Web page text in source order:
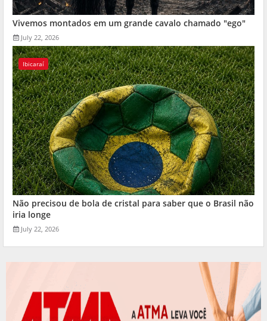
Vivemos montados em um grande cavalo chamado "ego"
July 22, 2026
Ibicaraí
Não precisou de bola de cristal para saber que o Brasil não
iria longe
July 22, 2026